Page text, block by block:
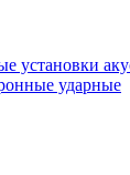
установки
ударные